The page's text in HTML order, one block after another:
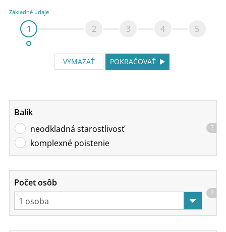
Základné údaje
1 2 3 4 5
VYMAZAŤ POKRAČOVAŤ
Balík
neodkladná starostlivosť
komplexné poistenie
?
Počet osôb
?